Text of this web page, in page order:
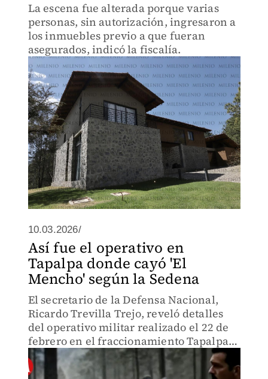
La escena fue alterada porque varias
personas, sin autorización, ingresaron a
los inmuebles previo a que fueran
asegurados, indicó la fiscalía.
10.03.2026/
Así fue el operativo en
Tapalpa donde cayó 'El
Mencho' según la Sedena
El secretario de la Defensa Nacional,
Ricardo Trevilla Trejo, reveló detalles
del operativo militar realizado el 22 de
febrero en el fraccionamiento Tapalpa
Country Club de Tapalpa, donde murió
Nemesio Segura Cervantes.